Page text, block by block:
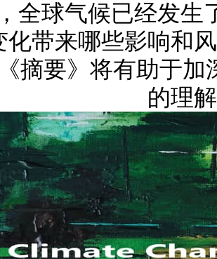
全球气候已经发生
化带来哪些影响和
要》将有助于加
的理